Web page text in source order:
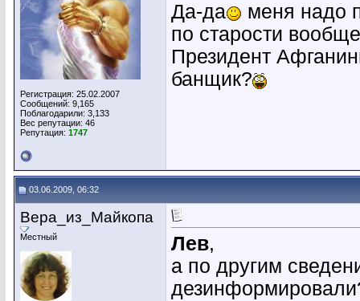
Регистрация: 25.02.2007
Сообщений: 9,165
Поблагодарили: 3,133
Вес репутации: 46
Репутация: 1747
Да-да
меня надо
по старости
Президент
банщик?
03.06.2009, 06:32
Вера_из_Майкопа
Местный Лев,
а по другим